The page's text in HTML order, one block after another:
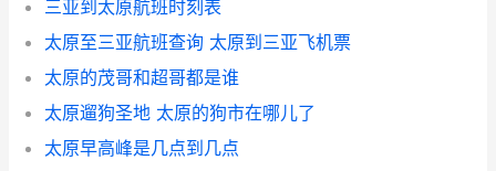
三亚到太原航班时刻表
太原至三亚航班查询 太原到三亚飞机票
太原的茂哥和超哥都是谁
太原遛狗圣地 太原的狗市在哪儿了
太原早高峰是几点到几点